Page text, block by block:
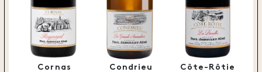
Cornas Condrieu Côte-Rôtie